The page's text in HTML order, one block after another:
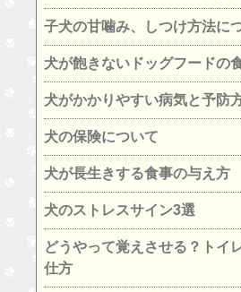
子犬の甘噛み、しつけ方法に
犬が飽きないドッグフードの
犬がかかりやすい病気と予防
犬の保険について
犬が長生きする食事の与え方
犬のストレスサイン3選
どうやって覚えさせる？トイ
仕方